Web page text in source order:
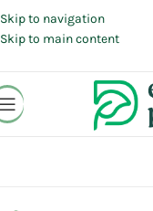
Skip to navigation
Skip to main content